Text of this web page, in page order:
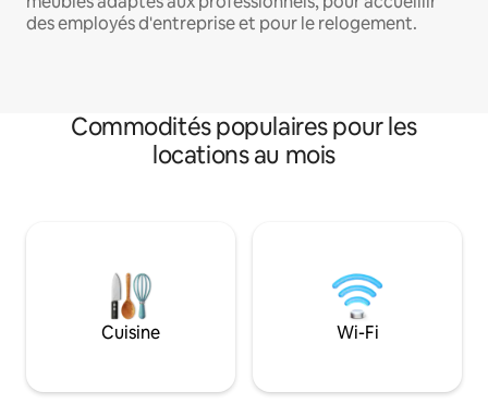
des employés d'entreprise et pour le relogement.
Commodités populaires pour les
locations au mois
Cuisine Wi-Fi